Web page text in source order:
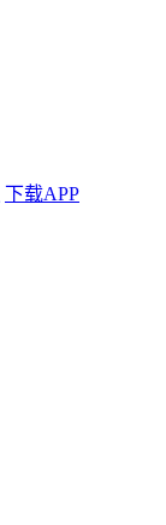
下载APP